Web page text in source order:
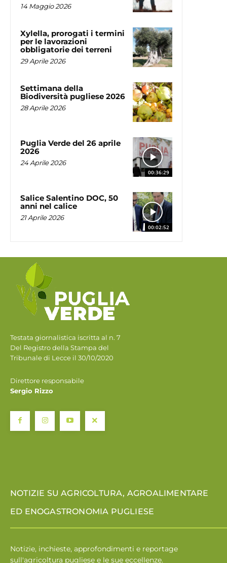
14 Maggio 2026
Xylella, prorogati i termini
per le lavorazioni
obbligatorie dei terreni
29 Aprile 2026
Settimana della
Biodiversità pugliese 2026
28 Aprile 2026
00:36:29
Puglia Verde del 26 aprile
2026
24 Aprile 2026
00:02:52
Salice Salentino DOC, 50
anni nel calice
21 Aprile 2026
Testata giornalistica iscritta al n. 7
Del Registro della Stampa del
Tribunale di Lecce il 30/10/2020
Direttore responsabile
Sergio Rizzo
NOTIZIE SU AGRICOLTURA, AGROALIMENTARE
ED ENOGASTRONOMIA PUGLIESE
Notizie, inchieste, approfondimenti e reportage
sull'agricoltura pugliese e le sue eccellenze.